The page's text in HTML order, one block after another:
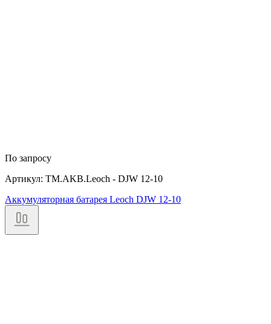
По запросу
Артикул: TM.AKB.Leoch - DJW 12-10
Аккумуляторная батарея Leoch DJW 12-10